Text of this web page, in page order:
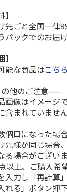
】
先ごと全国一律
パックでのお届け
】
能な商品はこちら
他のご注意----
画像はイメージ
含まれていませ
個口になった場
先様が同じ場合
る場合がござい
以上、ご購入希
入力し「再計算
れる」ボタン押